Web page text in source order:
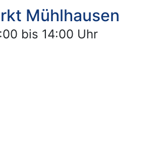
Mühlhausen
bis 14:00 Uhr